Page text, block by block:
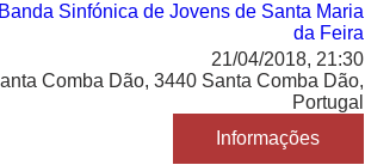
Banda Sinfónica de Jovens de Santa Maria
da Feira
21/04/2018, 21:30
Comba Dão, 3440 Santa Comba Dão,
Portugal
Informações